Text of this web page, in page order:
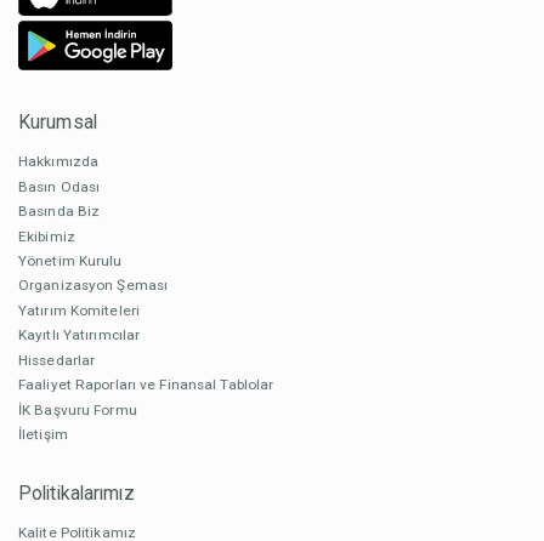
Kurumsal
Hakkımızda
Basın Odası
Basında Biz
Ekibimiz
Yönetim Kurulu
Organizasyon Şeması
Yatırım Komiteleri
Kayıtlı Yatırımcılar
Hissedarlar
Faaliyet Raporları ve Finansal Tablolar
İK Başvuru Formu
İletişim
Politikalarımız
Kalite Politikamız